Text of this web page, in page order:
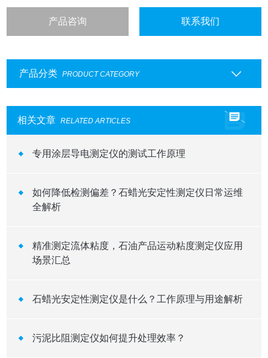
产品咨询 联系我们
产品分类 PRODUCT CATEGORY
相关文章 RELATED ARTICLES
专用涂层导电测定仪的测试工作原理
如何降低检测偏差？石蜡光安定性测定仪日常运维
全解析
精准测定流体粘度，石油产品运动粘度测定仪应用
场景汇总
石蜡光安定性测定仪是什么？工作原理与用途解析
污泥比阻测定仪如何提升处理效率？